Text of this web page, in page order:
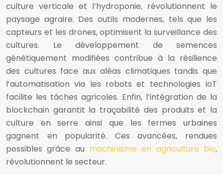
culture verticale et l’hydroponie, révolutionnent le
paysage agraire. Des outils modernes, tels que les
capteurs et les drones, optimisent la surveillance des
cultures. Le développement de semences
génétiquement modifiées contribue à la résilience
des cultures face aux aléas climatiques tandis que
l’automatisation via les robots et technologies IoT
facilite les tâches agricoles. Enfin, l’intégration de la
blockchain garantit la traçabilité des produits et la
culture en serre ainsi que les fermes urbaines
gagnent en popularité. Ces avancées, rendues
possibles grâce au machinisme en agriculture bio,
révolutionnent le secteur.